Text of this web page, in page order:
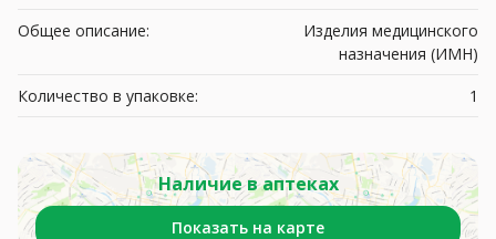
Общее описание:
Изделия медицинского
назначения (ИМН)
Количество в упаковке:
1
Наличие в аптеках
Показать на карте